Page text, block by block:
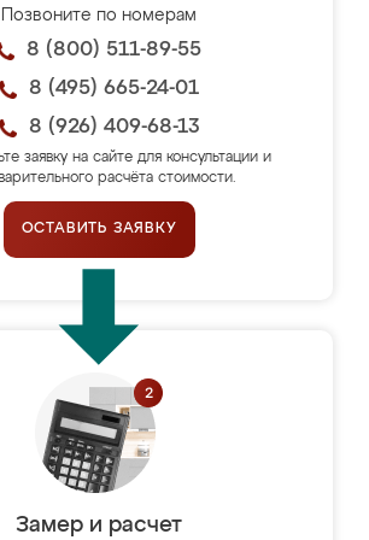
Позвоните по номерам
8 (800) 511-89-55
8 (495) 665-24-01
8 (926) 409-68-13
заявку на сайте для консультации и
расчёта стоимости.
ОСТАВИТЬ ЗАЯВКУ
Замер и расчет